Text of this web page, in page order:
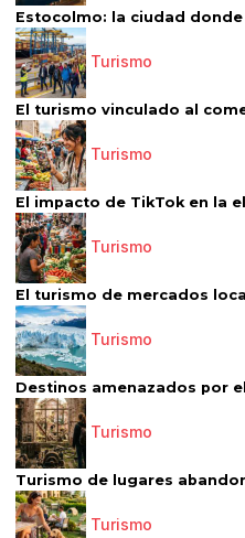
Estocolmo: la ciudad
Turismo
El turismo vinculado al
Turismo
El impacto de TikTok en la
Turismo
El turismo de mercados
Turismo
Destinos amenazados por
Turismo
Turismo de lugares
Turismo